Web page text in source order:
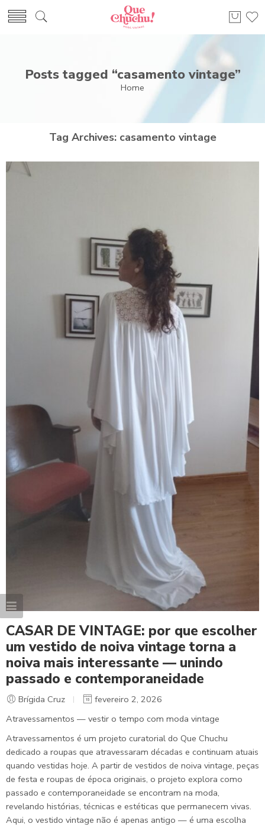
Posts tagged “casamento vintage”
Home
Tag Archives: casamento vintage
CASAR DE VINTAGE: por que escolher
um vestido de noiva vintage torna a
noiva mais interessante — unindo
passado e contemporaneidade
Brígida Cruz
fevereiro 2, 2026
Atravessamentos — vestir o tempo com moda vintage
Atravessamentos é um projeto curatorial do Que Chuchu
dedicado a roupas que atravessaram décadas e continuam atuais
quando vestidas hoje. A partir de vestidos de noiva vintage, peças
de festa e roupas de época originais, o projeto explora como
passado e contemporaneidade se encontram na moda,
revelando histórias, técnicas e estéticas que permanecem vivas.
Aqui, o vestido vintage não é apenas antigo — é uma escolha